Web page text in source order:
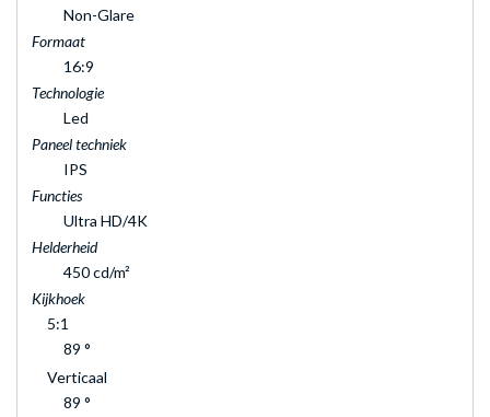
Non-Glare
Formaat
16:9
Technologie
Led
Paneel techniek
IPS
Functies
Ultra HD/4K
Helderheid
450 cd/m²
Kijkhoek
5:1
89 °
Verticaal
89 °